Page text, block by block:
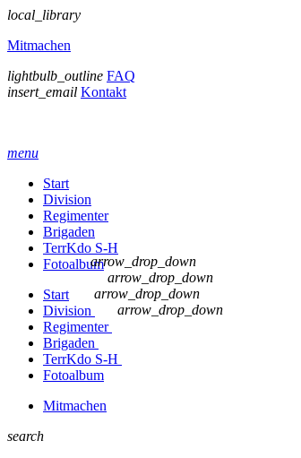
local_library
Mitmachen
lightbulb_outline FAQ
insert_email Kontakt
menu
Start
Division
Regimenter
Brigaden
TerrKdo S-H
Fotoalbum
Start
Division
arrow_drop_down
Regimenter
arrow_drop_down
Brigaden
arrow_drop_down
TerrKdo S-H
arrow_drop_down
Fotoalbum
Mitmachen
search